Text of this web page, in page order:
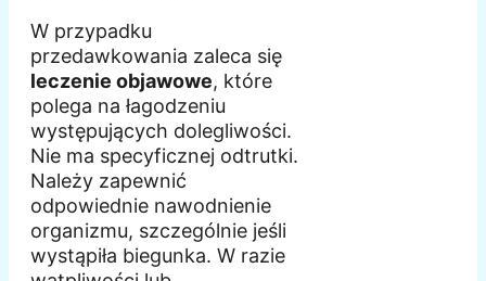
W przypadku
przedawkowania zaleca się
leczenie objawowe, które
polega na łagodzeniu
występujących dolegliwości.
Nie ma specyficznej odtrutki.
Należy zapewnić
odpowiednie nawodnienie
organizmu, szczególnie jeśli
wystąpiła biegunka. W razie